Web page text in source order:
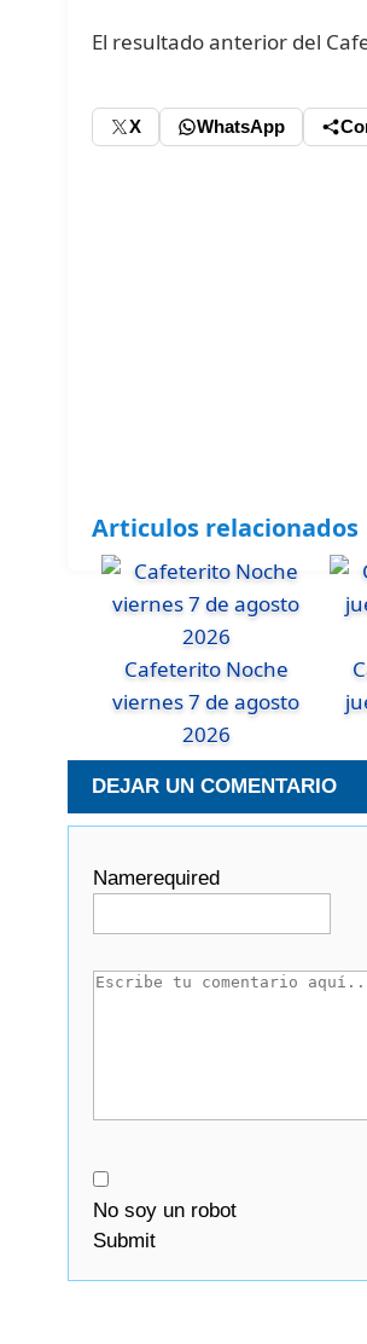
El resultado anterior del
X WhatsApp
Articulos relacionados
Cafeterito Noche
viernes 7 de agosto
2026
DEJAR UN COMENTARIO
Namerequired
No soy un robot
Submit